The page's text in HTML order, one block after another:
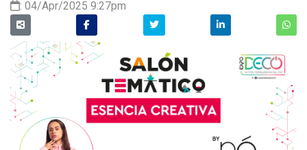
: 04/Apr/2025 9:27pm